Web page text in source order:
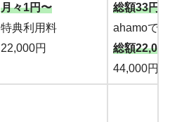
月々1円〜
特典利用料
22,000円
総額33円〜
ahamoで
総額
44,000円